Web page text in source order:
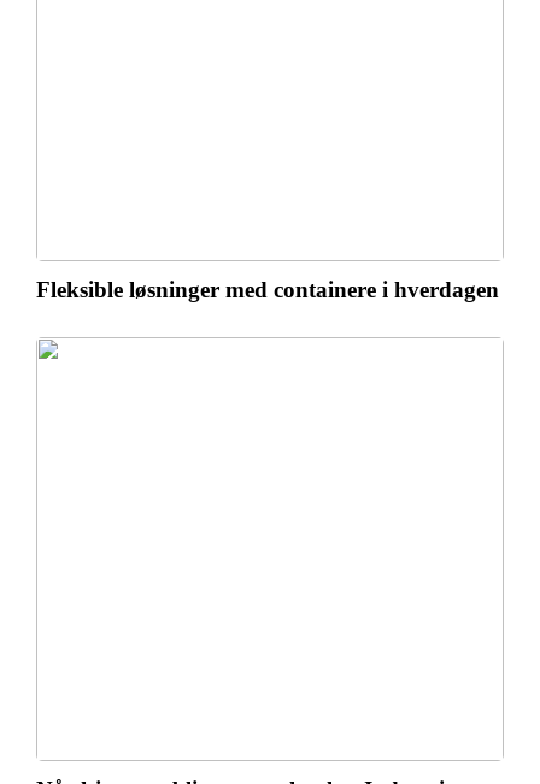
Fleksible løsninger med containere i hverdagen